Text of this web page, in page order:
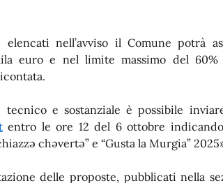
nell’avviso il Comune potrà
euro e nel limite massimo del 60%
e sostanziale è possibile
entro le ore 12 del 6 ottobre
chəvertə” e “Gusta la Murgia”
delle proposte, pubblicati nella